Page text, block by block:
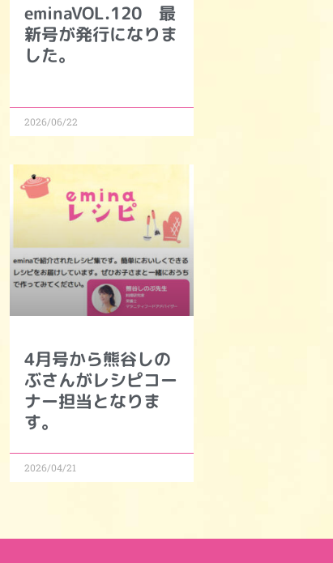
eminaVOL.120 最
新号が発行になりま
した。
2026/06/22
4月号から熊谷しの
ぶさんがレシピコー
ナー担当となりま
す。
2026/04/21